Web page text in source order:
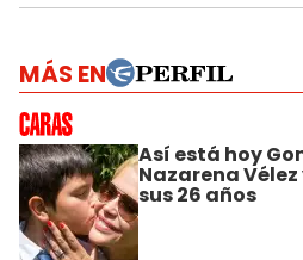
MÁS EN
Así está hoy
Nazarena
sus 26 años